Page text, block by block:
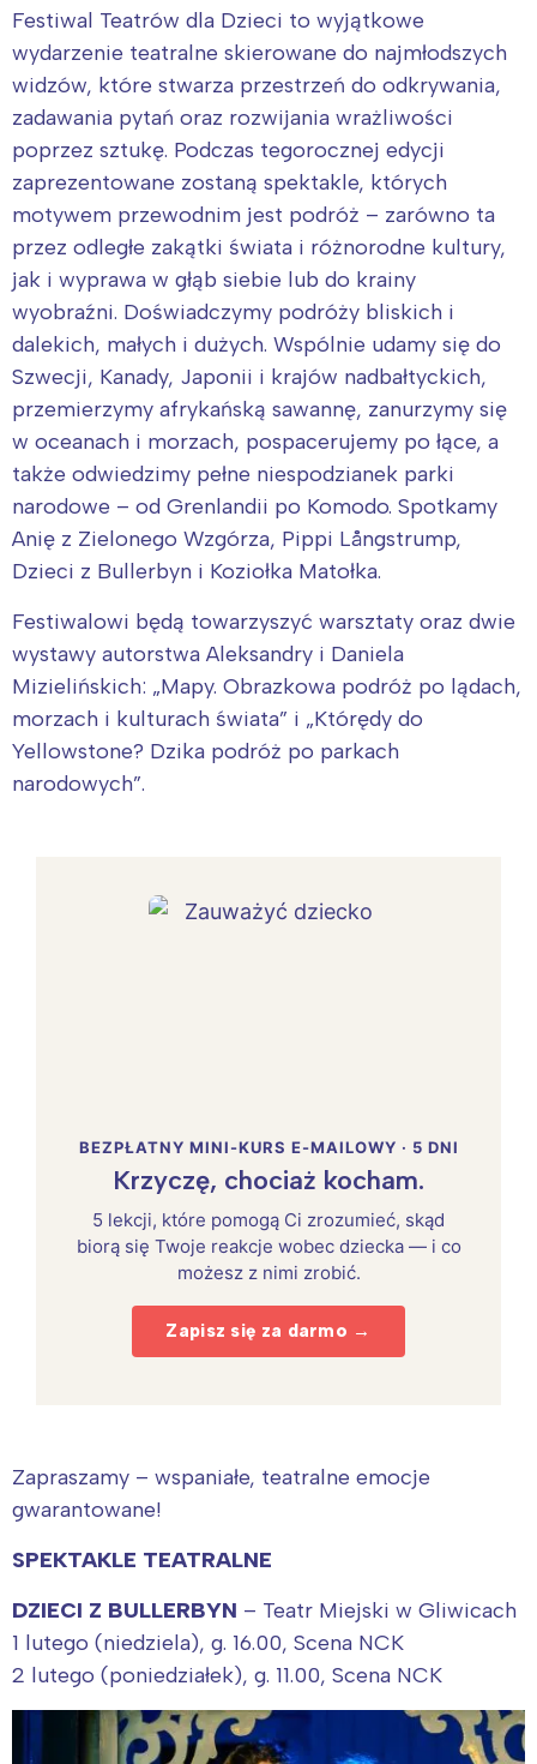
Festiwal Teatrów dla Dzieci to wyjątkowe
wydarzenie teatralne skierowane do najmłodszych
widzów, które stwarza przestrzeń do odkrywania,
zadawania pytań oraz rozwijania wrażliwości
poprzez sztukę. Podczas tegorocznej edycji
zaprezentowane zostaną spektakle, których
motywem przewodnim jest podróż – zarówno ta
przez odległe zakątki świata i różnorodne kultury,
jak i wyprawa w głąb siebie lub do krainy
wyobraźni. Doświadczymy podróży bliskich i
dalekich, małych i dużych. Wspólnie udamy się do
Szwecji, Kanady, Japonii i krajów nadbałtyckich,
przemierzymy afrykańską sawannę, zanurzymy się
w oceanach i morzach, pospacerujemy po łące, a
także odwiedzimy pełne niespodzianek parki
narodowe – od Grenlandii po Komodo. Spotkamy
Anię z Zielonego Wzgórza, Pippi Långstrump,
Dzieci z Bullerbyn i Koziołka Matołka.
Festiwalowi będą towarzyszyć warsztaty oraz dwie
wystawy autorstwa Aleksandry i Daniela
Mizielińskich: „Mapy. Obrazkowa podróż po lądach,
morzach i kulturach świata” i „Którędy do
Yellowstone? Dzika podróż po parkach
narodowych”.
BEZPŁATNY MINI-KURS E-MAILOWY · 5 DNI
Krzyczę, chociaż kocham.
5 lekcji, które pomogą Ci zrozumieć, skąd
biorą się Twoje reakcje wobec dziecka — i co
możesz z nimi zrobić.
Zapisz się za darmo →
Zapraszamy – wspaniałe, teatralne emocje
gwarantowane!
SPEKTAKLE TEATRALNE
DZIECI Z BULLERBYN – Teatr Miejski w Gliwicach
1 lutego (niedziela), g. 16.00, Scena NCK
2 lutego (poniedziałek), g. 11.00, Scena NCK